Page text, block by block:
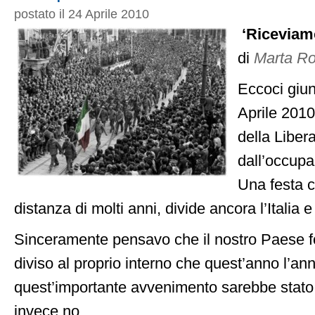
postato il 24 Aprile 2010
di Marta
Eccoci
Aprile
della
Una festa
distanza di molti anni, divide ancora l’Italia
Sinceramente pensavo che il nostro Paese
diviso al proprio interno che quest’anno
quest’importante avvenimento sarebbe
invece no.